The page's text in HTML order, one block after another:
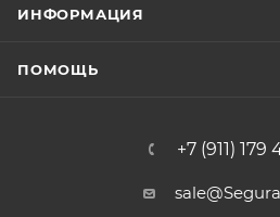
ИНФОРМАЦИЯ
ПОМОЩЬ
+7 (911) 179